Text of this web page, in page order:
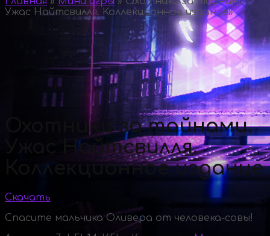
Ужас Найтсвилля. Коллекционное издание»
Охотники за тайнами.
Ужас Найтсвилля.
Коллекционное издание
Скачать
Спасите мальчика Оливера от человека-совы!